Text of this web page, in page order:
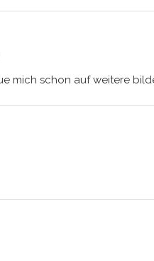
mich schon auf weitere